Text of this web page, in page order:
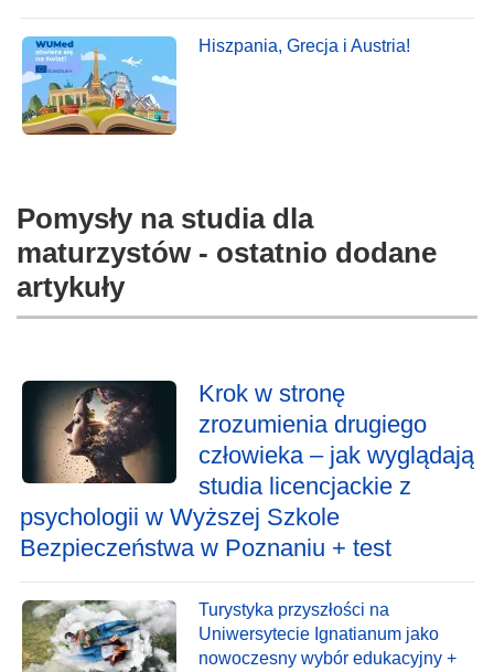
Hiszpania, Grecja i Austria!
Pomysły na studia dla
maturzystów - ostatnio dodane
artykuły
Krok w stronę
zrozumienia drugiego
człowieka – jak wyglądają
studia licencjackie z
psychologii w Wyższej Szkole
Bezpieczeństwa w Poznaniu + test
Turystyka przyszłości na
Uniwersytecie Ignatianum jako
nowoczesny wybór edukacyjny +